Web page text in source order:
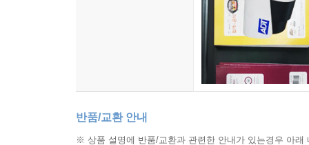
반품/교환 안내
※ 상품 설명에 반품/교환과 관련한 안내가 있는경우 아